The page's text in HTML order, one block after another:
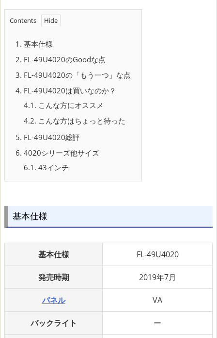
Contents
1. 基本仕様
2. FL-49U4020のGoodな点
3. FL-49U4020の「もう一つ」な点
4. FL-49U4020は買いなのか？
4.1. こんな方にオススメ
4.2. こんな方はちょっと待った
5. FL-49U4020総評
6. 4020シリーズ他サイズ
6.1. 43インチ
基本仕様
基本仕様 FL-49U4020
発売時期 2019年7月
パネル VA
バックライト ー